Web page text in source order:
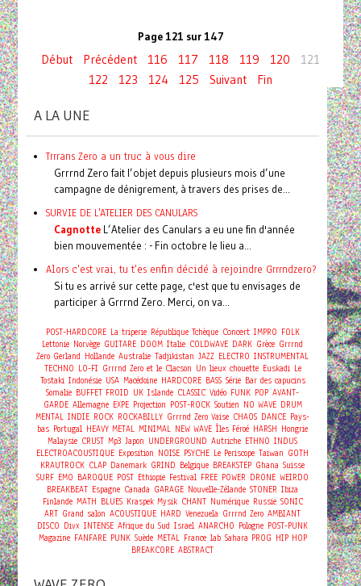
Page 121 sur 147
Début Précédent 116 117 118 119 120
121
122
123 124 125 Suivant Fin
A LA UNE
Trrrans Zero a un truc à vous dire
Grrrnd Zero fait l’objet depuis plusieurs mois d’une
campagne de dénigrement, à travers des prises de...
SURVIE DE L'ATELIER DES CANULARS
CagnotteL’Atelier des Canulars a eu une fin d'année
bien mouvementée : - Fin octobre le lieu a...
Alors c'est vrai, tu t'es enfin décidé à rejoindre Grrrndzero?
Si tu es arrivé sur cette page, c'est que tu envisages de
participer à Grrrnd Zero. Merci, on va...
POST-HARDCORE La triperie République Tchèque Concert IMPRO FOLK
Lettonie Norvège GUITARE DOOM Italie COLDWAVE DARK Grèce Grrrnd
Zero Gerland Hollande Australie Tadjikistan JAZZ ELECTRO INSTRUMENTAL
TECHNO LO-FI Grrrnd Zero et le Clacson Un lieux chouette Euskadi Le
Tostaki Indonésie USA Macédoine HARDCORE BASS Série Bar des capucins
Somalie BUFFET FROID UK Islande CLASSIC Vidéo FUNK POP AVANT-
GARDE Allemagne EXPE Projection POST-ROCK Soutien NO WAVE DRUM
MENTAL INDIE ROCK ROCKABILLY Grrrnd Zero Vaise CHAOS DANCE Pays-
bas Portugal HEAVY METAL MINIMAL NEW WAVE Îles Féroé HARSH Hongrie
Malaysie CRUST Mp3 Japon UNDERGROUND Autriche ETHNO INDUS
ELECTROACOUSTIQUE Exposition NOISE PSYCHE Le Periscope Taiwan GOTH
KRAUTROCK CLAP Danemark GRIND Belgique BREAKSTEP Ghana Suisse
SURF EMO BAROQUE POST Ethiopie Festival FREE POWER DRONE WEIRDO
BREAKBEAT Espagne Canada GARAGE Nouvelle-Zélande STONER Ibiza
Finlande MATH BLUES Kraspek Mysik CHANT Numérique Russie SONIC
ART Grand salon ACOUSTIQUE HARD Venezuela Grrrnd Zero AMBIANT
DISCO Divx INTENSE Afrique du Sud Israel ANARCHO Pologne POST-PUNK
Magazine FANFARE PUNK Suède METAL France lab Sahara PROG HIP HOP
BREAKCORE ABSTRACT